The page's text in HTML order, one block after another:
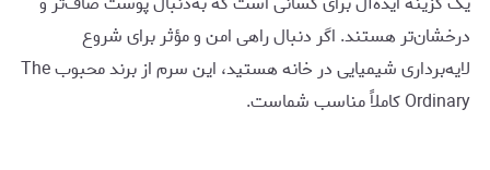
درخشان‌تر هستند. اگر دنبال راهی امن و مؤثر برای شروع
لایه‌برداری شیمیایی در خانه هستید، این سرم از برند محبوب The
Ordinary کاملاً مناسب شماست.